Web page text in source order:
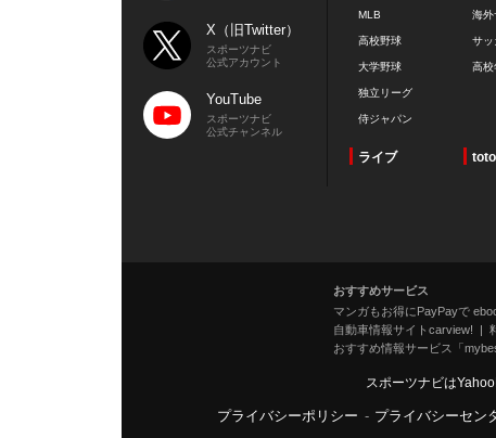
X（旧Twitter）
スポーツナビ
公式アカウント
YouTube
スポーツナビ
公式チャンネル
MLB
高校野球
大学野球
独立リーグ
侍ジャパン
海外
サッ
高校
ライブ toto
おすすめサービス
マンガもお得にPayPayで
自動車情報サイトcarview!
おすすめ情報サービス「
スポーツナビは
プライバシーポリシー - プライバシーセン